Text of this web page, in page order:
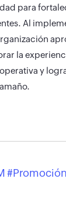
para
Al
la
y
Promoción